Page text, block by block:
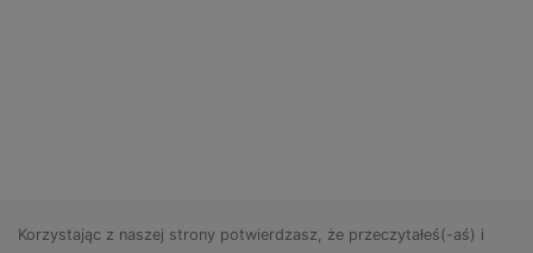
Korzystając z naszej strony potwierdzasz, że przeczytałeś(-aś) i